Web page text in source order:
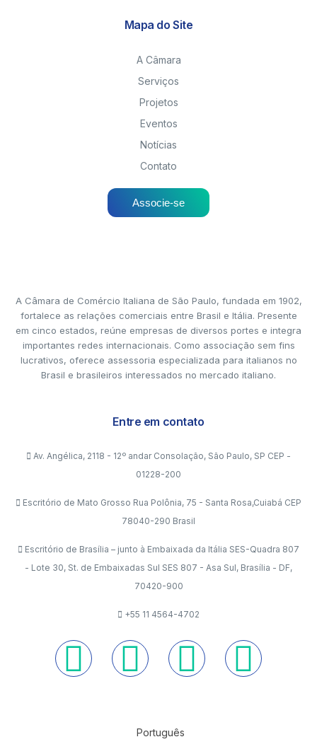
Mapa do Site
A Câmara
Serviços
Projetos
Eventos
Notícias
Contato
Associe-se
A Câmara de Comércio Italiana de São Paulo, fundada em 1902,
fortalece as relações comerciais entre Brasil e Itália. Presente
em cinco estados, reúne empresas de diversos portes e integra
importantes redes internacionais. Como associação sem fins
lucrativos, oferece assessoria especializada para italianos no
Brasil e brasileiros interessados no mercado italiano.
Entre em contato
Av. Angélica, 2118 - 12º andar Consolação, São Paulo, SP CEP -
01228-200
Escritório de Mato Grosso Rua Polônia, 75 - Santa Rosa,Cuiabá CEP
78040-290 Brasil
Escritório de Brasília – junto à Embaixada da Itália SES-Quadra 807
- Lote 30, St. de Embaixadas Sul SES 807 - Asa Sul, Brasília - DF,
70420-900
+55 11 4564-4702
Português